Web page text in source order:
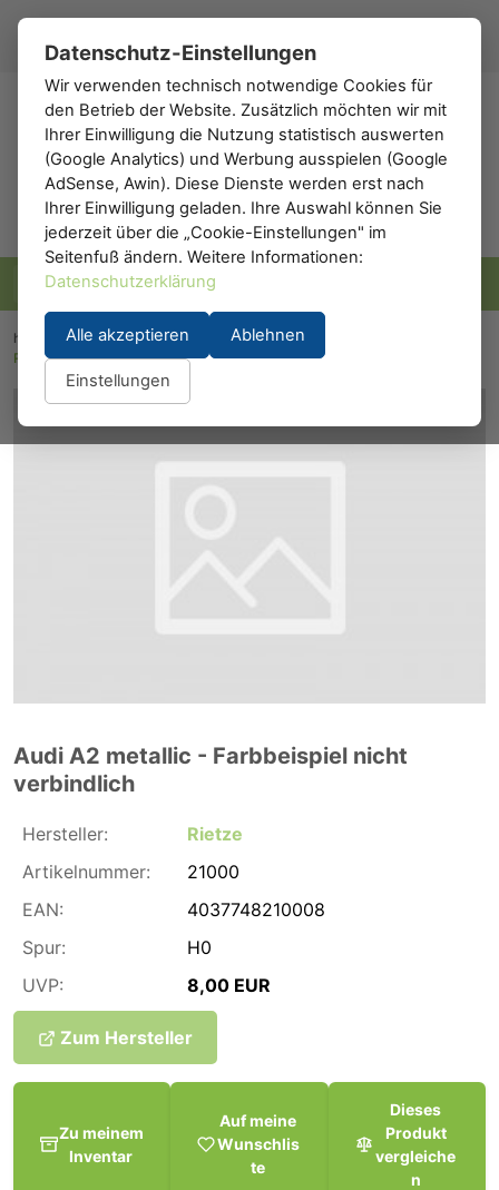
h0 .de
h0.eu Modellfahrzeuge / PKW & Transporter
Rietze 21000: Audi A2 metallic - Farbbeispiel nicht verbindlich
Audi A2 metallic - Farbbeispiel nicht
verbindlich
Hersteller:
Rietze
Artikelnummer:
21000
EAN:
4037748210008
Spur:
H0
UVP:
8,00 EUR
Zum Hersteller
Zu meinem
Inventar
Auf meine
Wunschlis
te
Dieses
Produkt
vergleiche
n
Datenschutz-Einstellungen
Wir verwenden technisch notwendige Cookies für
den Betrieb der Website. Zusätzlich möchten wir mit
Ihrer Einwilligung die Nutzung statistisch auswerten
(Google Analytics) und Werbung ausspielen (Google
AdSense, Awin). Diese Dienste werden erst nach
Ihrer Einwilligung geladen. Ihre Auswahl können Sie
jederzeit über die „Cookie-Einstellungen" im
Seitenfuß ändern. Weitere Informationen:
Datenschutzerklärung
Alle akzeptieren Ablehnen
Einstellungen